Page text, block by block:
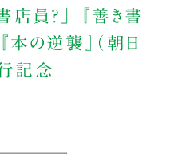
店員？」 『善き書
『本の逆襲』（朝日
記念